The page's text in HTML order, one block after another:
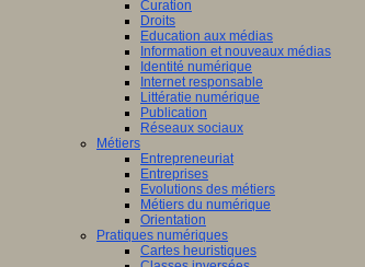
Curation
Droits
Education aux médias
Information et nouveaux médias
Identité numérique
Internet responsable
Littératie numérique
Publication
Réseaux sociaux
Métiers
Entrepreneuriat
Entreprises
Evolutions des métiers
Métiers du numérique
Orientation
Pratiques numériques
Cartes heuristiques